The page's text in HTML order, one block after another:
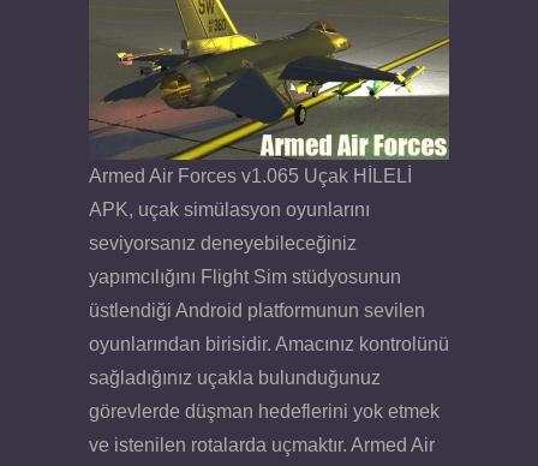
Armed Air Forces v1.065 Uçak HİLELİ
APK, uçak simülasyon oyunlarını
seviyorsanız deneyebileceğiniz
yapımcılığını Flight Sim stüdyosunun
üstlendiği Android platformunun sevilen
oyunlarından birisidir. Amacınız kontrolünü
sağladığınız uçakla bulunduğunuz
görevlerde düşman hedeflerini yok etmek
ve istenilen rotalarda uçmaktır. Armed Air